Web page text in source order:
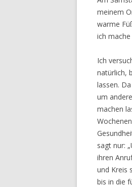
meinem
warme
ich
Ich
natürlich,
lassen.
um
machen
sagt nur:
ihren
und Kreis
bis in die